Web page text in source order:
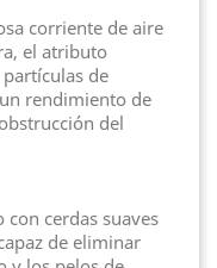
corriente de aire
el atributo
de
rendimiento de
del
con cerdas suaves
de eliminar